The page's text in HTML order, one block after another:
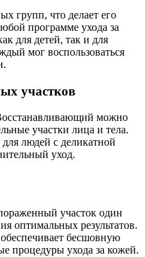
групп, что делает его
программе ухода за
для детей, так и для
мог воспользоваться
участков
можно
участки лица и тела.
людей с деликатной
уход.
участок один
оптимальных результатов.
бесшовную
процедуры ухода за кожей.